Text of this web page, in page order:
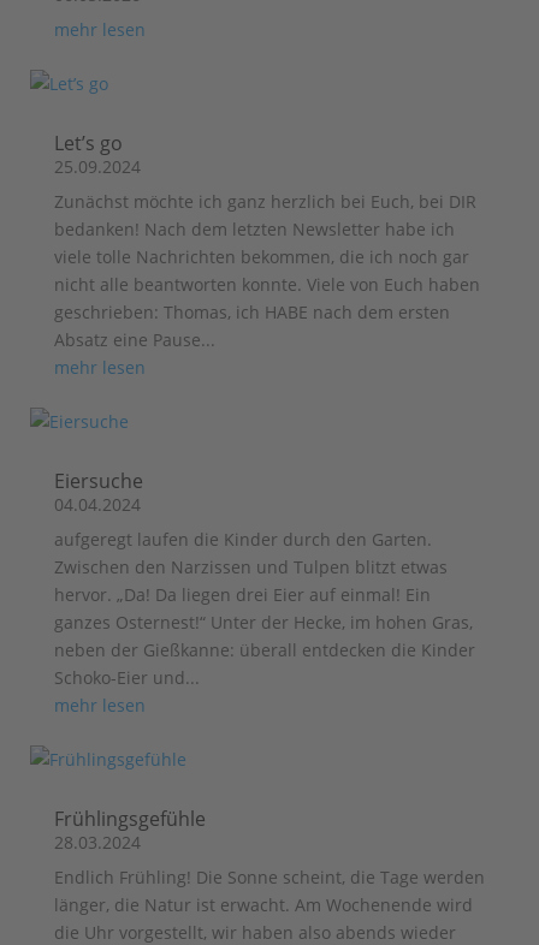
mehr lesen
Let’s go
25.09.2024
Zunächst möchte ich ganz herzlich bei Euch, bei DIR
bedanken! Nach dem letzten Newsletter habe ich
viele tolle Nachrichten bekommen, die ich noch gar
nicht alle beantworten konnte. Viele von Euch haben
geschrieben: Thomas, ich HABE nach dem ersten
Absatz eine Pause...
mehr lesen
Eiersuche
04.04.2024
aufgeregt laufen die Kinder durch den Garten.
Zwischen den Narzissen und Tulpen blitzt etwas
hervor. „Da! Da liegen drei Eier auf einmal! Ein
ganzes Osternest!“ Unter der Hecke, im hohen Gras,
neben der Gießkanne: überall entdecken die Kinder
Schoko-Eier und...
mehr lesen
Frühlingsgefühle
28.03.2024
Endlich Frühling! Die Sonne scheint, die Tage werden
länger, die Natur ist erwacht. Am Wochenende wird
die Uhr vorgestellt, wir haben also abends wieder